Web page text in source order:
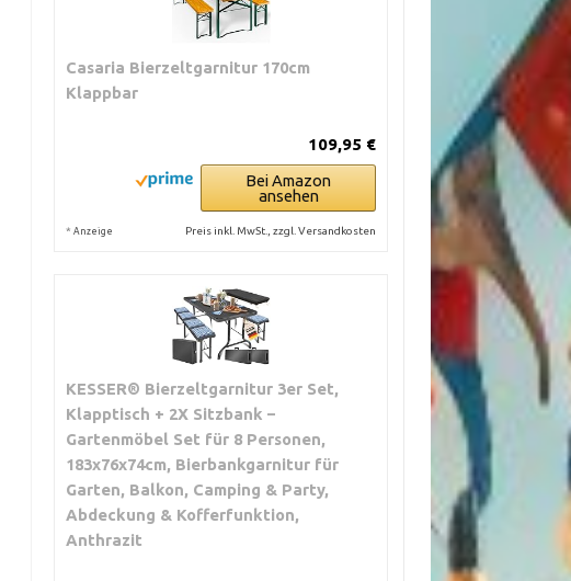
Casaria Bierzeltgarnitur 170cm
Klappbar
109,95 €
Bei Amazon
ansehen
* Anzeige Preis inkl. MwSt., zzgl. Versandkosten
KESSER® Bierzeltgarnitur 3er Set,
Klapptisch + 2X Sitzbank –
Gartenmöbel Set für 8 Personen,
183x76x74cm, Bierbankgarnitur für
Garten, Balkon, Camping & Party,
Abdeckung & Kofferfunktion,
Anthrazit